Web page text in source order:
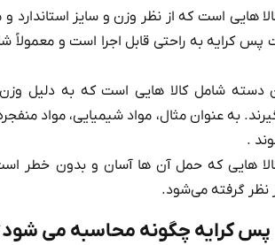
هایی است که از نظر وزن و سایز
پس کرایه به راحتی قابل اجرا است و معمولاً
دسته شامل کالا هایی است که به دلیل وزن
به عنوان مثال، مواد شیمیایی، مواد
.
هایی که حمل آن‌ ها آسان و بدون خطر
نظر گرفته می‌شود.
پس کرایه چگونه محاسبه می